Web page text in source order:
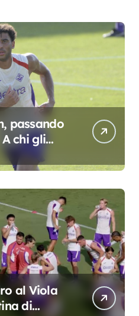
passando
chi gli
al Viola
di